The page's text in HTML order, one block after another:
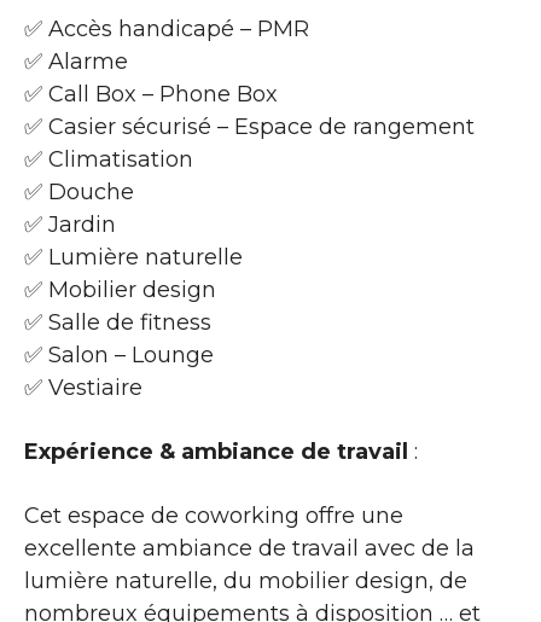
✅ Accès handicapé – PMR
✅ Alarme
✅ Call Box – Phone Box
✅ Casier sécurisé – Espace de rangement
✅ Climatisation
✅ Douche
✅ Jardin
✅ Lumière naturelle
✅ Mobilier design
✅ Salle de fitness
✅ Salon – Lounge
✅ Vestiaire
Expérience & ambiance de travail :
Cet espace de coworking offre une
excellente ambiance de travail avec de la
lumière naturelle, du mobilier design, de
nombreux équipements à disposition … et